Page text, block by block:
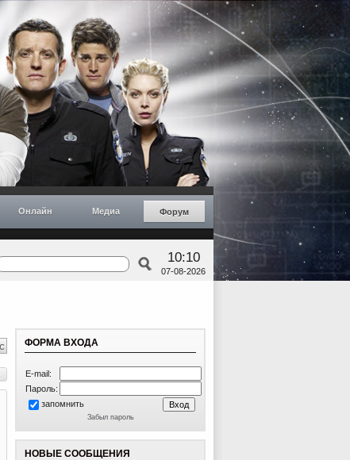
Онлайн Медиа Форум
10:10
07-08-2026
ФОРМА ВХОДА
E-mail:
Пароль:
запомнить
Забыл пароль
НОВЫЕ СООБЩЕНИЯ